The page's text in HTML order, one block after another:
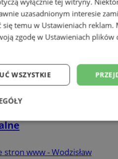
i uciekł z miejsca
do aresztu
w Wodzisławiu
stron www - Wodzisław
uzasadnionym interesie
się temu w Ustawieniach reklam.
zgodę w Ustawieniach plików
WSZYSTKIE
Wydajność